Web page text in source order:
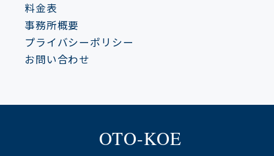
料金表
事務所概要
プライバシーポリシー
お問い合わせ
OTO-KOE